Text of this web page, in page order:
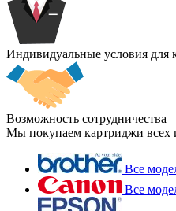
Индивидуальные условия для
Возможность сотрудничества
Мы покупаем картриджи всех
Все
Все